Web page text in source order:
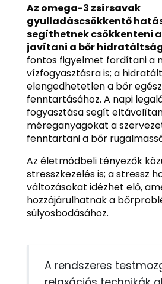
Az omega-3 zsírsavak
gyulladáscsökkentő
segíthetnek csökkenteni
javítani a bőr
fontos figyelmet fordítani a
vízfogyasztásra is; a
elengedhetetlen a bőr
fenntartásához. A napi
fogyasztása segít
méreganyagokat a
fenntartani a bőr
Az életmódbeli tényezők
stresszkezelés is; a stressz
változásokat idézhet elő,
hozzájárulhatnak a
súlyosbodásához.
A rendszeres